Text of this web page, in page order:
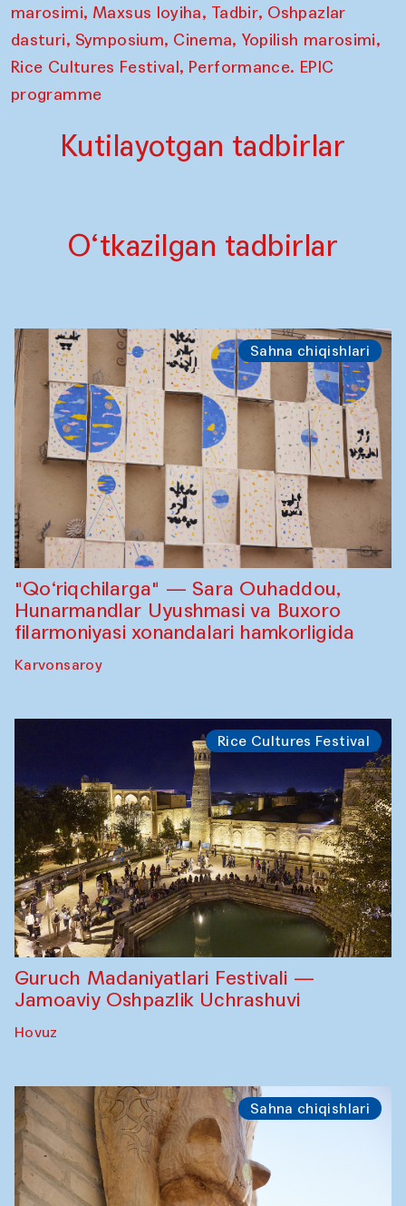
marosimi, Maxsus loyiha, Tadbir, Oshpazlar
dasturi, Symposium, Cinema, Yopilish marosimi,
Rice Cultures Festival, Performance. EPIC
programme
Kutilayotgan tadbirlar
O‘tkazilgan tadbirlar
Sahna chiqishlari
"Qo‘riqchilarga" — Sara Ouhaddou,
Hunarmandlar Uyushmasi va Buxoro
filarmoniyasi xonandalari hamkorligida
Karvonsaroy
Rice Cultures Festival
Guruch Madaniyatlari Festivali —
Jamoaviy Oshpazlik Uchrashuvi
Hovuz
Sahna chiqishlari